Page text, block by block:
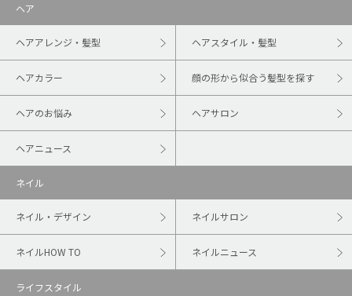
ヘア
ヘアアレンジ・髪型 ヘアスタイル・髪型
ヘアカラー 顔の形から似合う髪型を探す
ヘアのお悩み ヘアサロン
ヘアニュース
ネイル
ネイル・デザイン ネイルサロン
ネイルHOW TO ネイルニュース
ライフスタイル